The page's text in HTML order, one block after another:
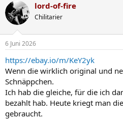
k
t
i
e
:
lord-of-fire
Chilitarier
6 Juni 2026
https://ebay.io/m/KeY2yk
Wenn die wirklich original und
Schnäppchen.
Ich hab die gleiche, für die ich
bezahlt hab. Heute kriegt man
gebraucht.